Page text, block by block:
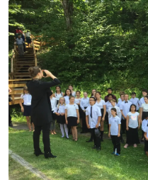
Image